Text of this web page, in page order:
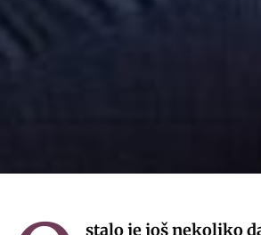
stalo je još nekoliko